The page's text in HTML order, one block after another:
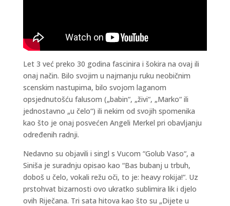
Let 3 već preko 30 godina fascinira i šokira na ovaj ili
onaj način. Bilo svojim u najmanju ruku neobičnim
scenskim nastupima, bilo svojom laganom
opsjednutošću falusom („babin“, „živi“, „Marko“ ili
jednostavno „u čelo“) ili nekim od svojih spomenika
kao što je onaj posvećen Angeli Merkel pri obavljanju
određenih radnji.
Nedavno su objavili i singl s Vucom “Golub Vaso“, a
Siniša je suradnju opisao kao “Bas bubanj u trbuh,
doboš u čelo, vokali režu oči, to je: heavy rokija!“. Uz
prstohvat bizarnosti ovo ukratko sublimira lik i djelo
ovih Riječana. Tri sata hitova kao što su „Dijete u